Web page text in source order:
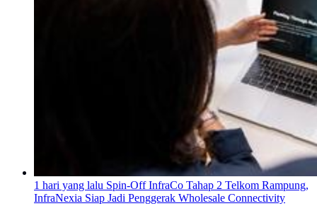
1 hari yang lalu Spin-Off InfraCo Tahap 2 Telkom Rampung,
InfraNexia Siap Jadi Penggerak Wholesale Connectivity